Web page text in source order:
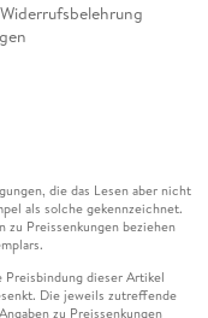
Widerrufsbelehrung
die das Lesen aber nicht
als solche gekennzeichnet.
zu Preissenkungen beziehen
dieser Artikel
Die jeweils zutreffende
zu Preissenkungen